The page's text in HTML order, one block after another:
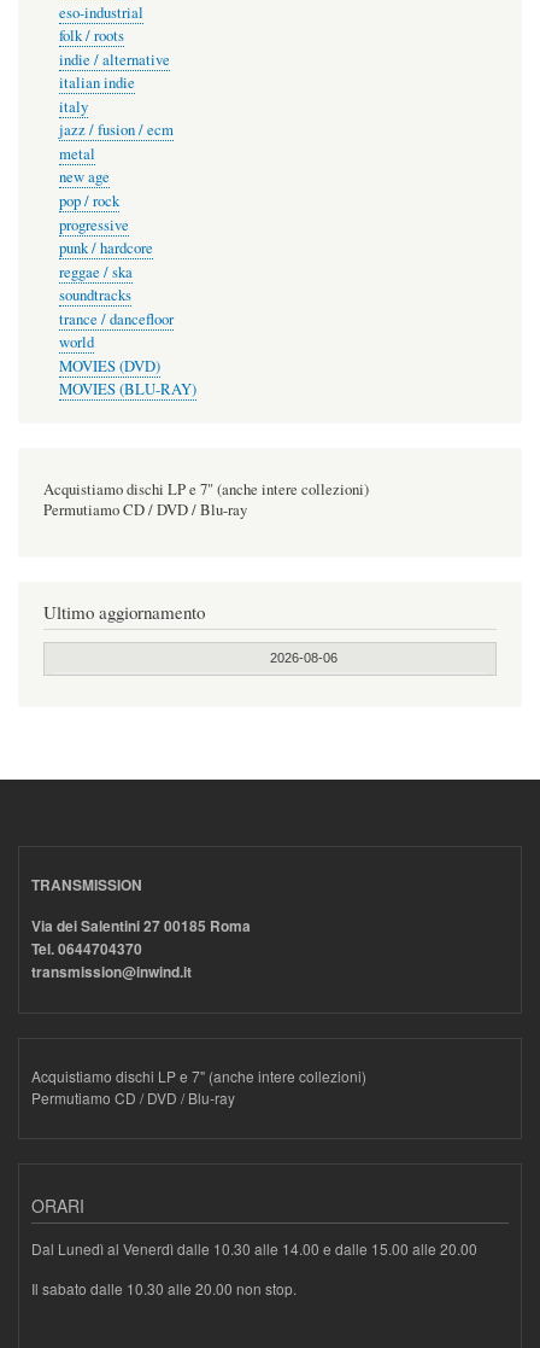
eso-industrial
folk / roots
indie / alternative
italian indie
italy
jazz / fusion / ecm
metal
new age
pop / rock
progressive
punk / hardcore
reggae / ska
soundtracks
trance / dancefloor
world
MOVIES (DVD)
MOVIES (BLU-RAY)
Acquistiamo dischi LP e 7" (anche intere collezioni)
Permutiamo CD / DVD / Blu-ray
Ultimo aggiornamento
2026-08-06
TRANSMISSION
Via dei Salentini 27 00185 Roma
Tel. 0644704370
transmission@inwind.it
Acquistiamo dischi LP e 7" (anche intere collezioni)
Permutiamo CD / DVD / Blu-ray
ORARI
Dal Lunedì al Venerdì dalle 10.30 alle 14.00 e dalle 15.00 alle 20.00
Il sabato dalle 10.30 alle 20.00 non stop.